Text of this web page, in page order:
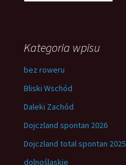
Kategoria wpisu
bez roweru
Bliski Wschód
Daleki Zachód
Dojczland spontan 2026
Dojczland total spontan 2025
dolnośląskie